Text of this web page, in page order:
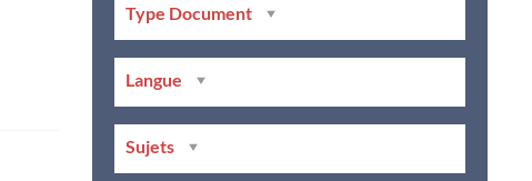
Type Document
Langue
Sujets